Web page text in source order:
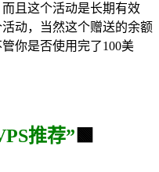
且这个活动是长期有效
动，当然这个赠送的余额
你是否使用完了100美
推荐” 🟩